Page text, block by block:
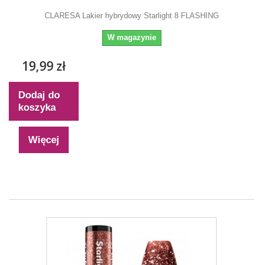
CLARESA Lakier hybrydowy Starlight 8 FLASHING
W magazynie
19,99 zł
Dodaj do
koszyka
Więcej